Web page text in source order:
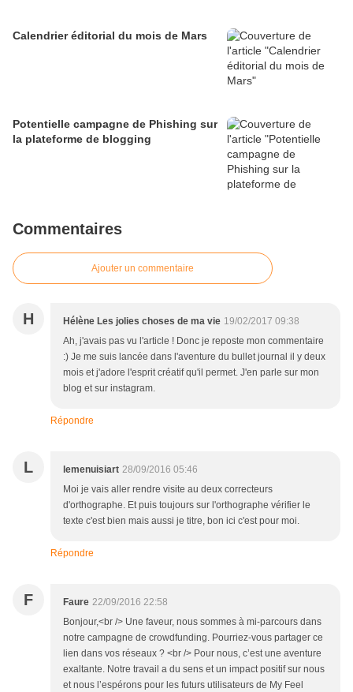
Calendrier éditorial du mois de Mars
Potentielle campagne de Phishing sur
la plateforme de blogging
Commentaires
Ajouter un commentaire
H Hélène Les jolies choses de ma vie 19/02/2017 09:38
Ah, j'avais pas vu l'article ! Donc je reposte mon commentaire
:) Je me suis lancée dans l'aventure du bullet journal il y deux
mois et j'adore l'esprit créatif qu'il permet. J'en parle sur mon
blog et sur instagram.
Répondre
L lemenuisiart 28/09/2016 05:46
Moi je vais aller rendre visite au deux correcteurs
d'orthographe. Et puis toujours sur l'orthographe vérifier le
texte c'est bien mais aussi je titre, bon ici c'est pour moi.
Répondre
F Faure 22/09/2016 22:58
Bonjour,<br /> Une faveur, nous sommes à mi-parcours dans
notre campagne de crowdfunding. Pourriez-vous partager ce
lien dans vos réseaux ? <br /> Pour nous, c’est une aventure
exaltante. Notre travail a du sens et un impact positif sur nous
et nous l’espérons pour les futurs utilisateurs de My Feel